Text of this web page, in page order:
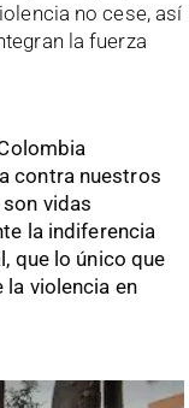
no cese, así
la fuerza
contra nuestros
vidas
la indiferencia
que lo único que
violencia en